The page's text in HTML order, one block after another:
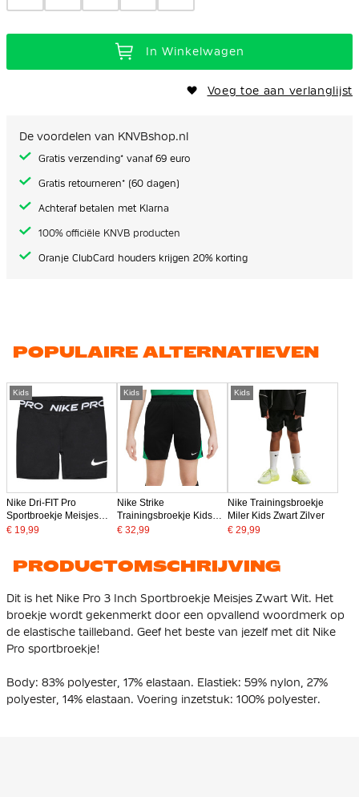
In Winkelwagen
Voeg toe aan verlanglijst
De voordelen van KNVBshop.nl
Gratis verzending* vanaf 69 euro
Gratis retourneren* (60 dagen)
Achteraf betalen met Klarna
100% officiële KNVB producten
Oranje ClubCard houders krijgen 20% korting
POPULAIRE ALTERNATIEVEN
Kids
Nike Dri-FIT Pro
Sportbroekje Meisjes
Zwart Wit
€ 19,99
Kids
Nike Strike
Trainingsbroekje Kids
Zwart Groen
€ 32,99
Kids
Nike Trainingsbroekje
Miler Kids Zwart Zilver
€ 29,99
PRODUCTOMSCHRIJVING
Dit is het Nike Pro 3 Inch Sportbroekje Meisjes Zwart Wit. Het
broekje wordt gekenmerkt door een opvallend woordmerk op
de elastische tailleband. Geef het beste van jezelf met dit Nike
Pro sportbroekje!
Body: 83% polyester, 17% elastaan. Elastiek: 59% nylon, 27%
polyester, 14% elastaan. Voering inzetstuk: 100% polyester.